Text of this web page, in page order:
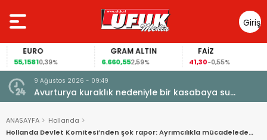
Giriş
Yap
EURO
55,15810,39%
GRAM ALTIN
6.660,552,59%
FAİZ
41,30-0,55%
9 Ağustos 2026 - 09:49
Avurturya kuraklık nedeniyle bir kasabaya su
vermeyi durdurdu
ANASAYFA
Hollanda
Hollanda Devlet Komitesi’nden şok rapor: Ayrımcılıkla mücadelede